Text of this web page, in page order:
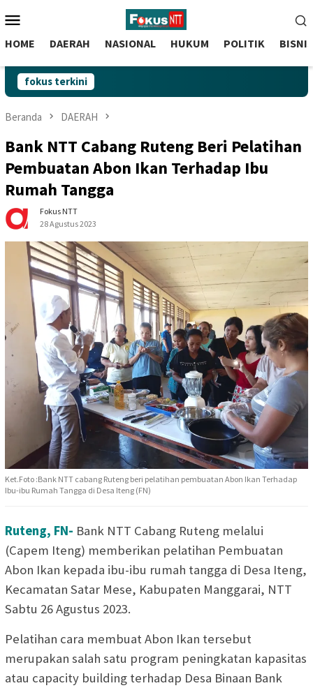
to
contentMobile
HOME DAERAH NASIONAL HUKUM POLITIK BISNIS
fokus terkini
Beranda DAERAH
Bank NTT Cabang Ruteng Beri Pelatihan
Pembuatan Abon Ikan Terhadap Ibu
Rumah Tangga
Fokus NTT
28 Agustus 2023
Ket.Foto :Bank NTT cabang Ruteng beri pelatihan pembuatan Abon Ikan Terhadap
Ibu-ibu Rumah Tangga di Desa Iteng (FN)
Ruteng, FN- Bank NTT Cabang Ruteng melalui
(Capem Iteng) memberikan pelatihan Pembuatan
Abon Ikan kepada ibu-ibu rumah tangga di Desa Iteng,
Kecamatan Satar Mese, Kabupaten Manggarai, NTT
Sabtu 26 Agustus 2023.
Pelatihan cara membuat Abon Ikan tersebut
merupakan salah satu program peningkatan kapasitas
atau capacity building terhadap Desa Binaan Bank